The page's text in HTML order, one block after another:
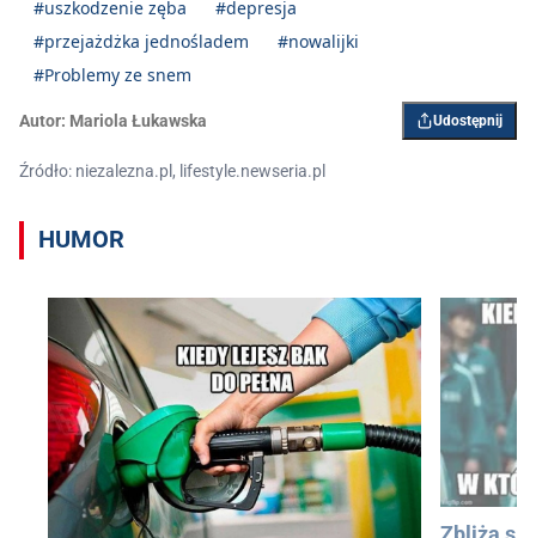
#uszkodzenie zęba
#depresja
#przejażdżka jednośladem
#nowalijki
#Problemy ze snem
Autor: Mariola Łukawska Udostępnij
Źródło: niezalezna.pl, lifestyle.newseria.pl
HUMOR